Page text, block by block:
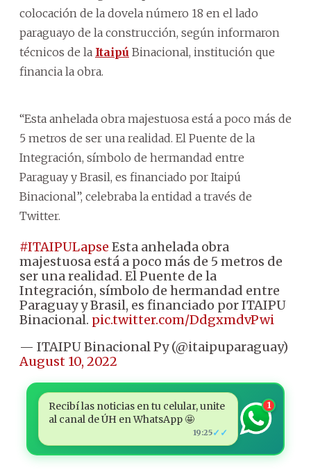
colocación de la dovela número 18 en el lado
paraguayo de la construcción, según informaron
técnicos de la Itaipú Binacional, institución que
financia la obra.
“Esta anhelada obra majestuosa está a poco más de
5 metros de ser una realidad. El Puente de la
Integración, símbolo de hermandad entre
Paraguay y Brasil, es financiado por Itaipú
Binacional”, celebraba la entidad a través de
Twitter.
#ITAIPULapse Esta anhelada obra
majestuosa está a poco más de 5 metros de
ser una realidad. El Puente de la
Integración, símbolo de hermandad entre
Paraguay y Brasil, es financiado por ITAIPU
Binacional. pic.twitter.com/DdgxmdvPwi
— ITAIPU Binacional Py (@itaipuparaguay)
August 10, 2022
Recibí las noticias en tu celular, unite
al canal de ÚH en WhatsApp 🤩
19:25✓✓
1